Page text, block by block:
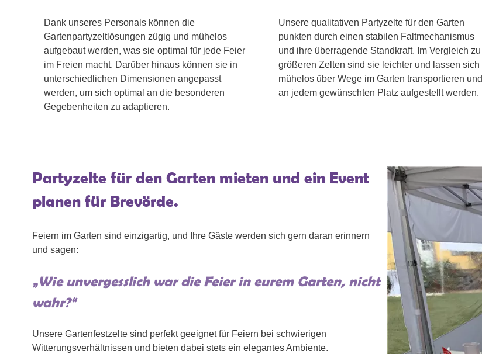
Dank unseres Personals können die
Gartenpartyzeltlösungen zügig und mühelos
aufgebaut werden, was sie optimal für jede Feier
im Freien macht. Darüber hinaus können sie in
unterschiedlichen Dimensionen angepasst
werden, um sich optimal an die besonderen
Gegebenheiten zu adaptieren.
Unsere qualitativen Partyzelte für den Garten
punkten durch einen stabilen Faltmechanismus
und ihre überragende Standkraft. Im Vergleich zu
größeren Zelten sind sie leichter und lassen sich
mühelos über Wege im Garten transportieren und
an jedem gewünschten Platz aufgestellt werden.
Partyzelte für den Garten mieten und ein Event
planen für Brevörde.
Feiern im Garten sind einzigartig, und Ihre Gäste werden sich gern daran erinnern
und sagen:
„Wie unvergesslich war die Feier in eurem Garten, nicht
wahr?“
Unsere Gartenfestzelte sind perfekt geeignet für Feiern bei schwierigen
Witterungsverhältnissen und bieten dabei stets ein elegantes Ambiente.